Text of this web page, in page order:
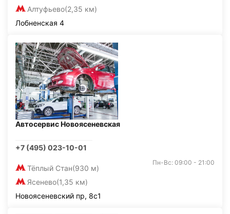
Алтуфьево(2,35 км)
Лобненская 4
Автосервис Новоясеневская
+7 (495) 023-10-01
Тёплый Стан(930 м)
Ясенево(1,35 км)
Пн-Вс: 09:00 - 21:00
Новоясеневский пр, 8с1